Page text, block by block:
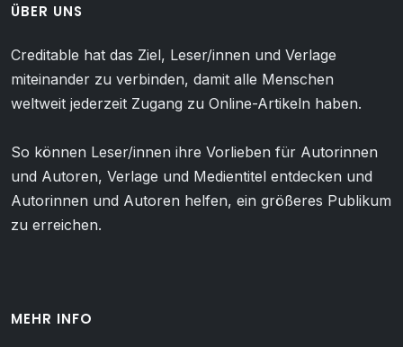
ÜBER UNS
Creditable hat das Ziel, Leser/innen und Verlage
miteinander zu verbinden, damit alle Menschen
weltweit jederzeit Zugang zu Online-Artikeln haben.
So können Leser/innen ihre Vorlieben für Autorinnen
und Autoren, Verlage und Medientitel entdecken und
Autorinnen und Autoren helfen, ein größeres Publikum
zu erreichen.
MEHR INFO